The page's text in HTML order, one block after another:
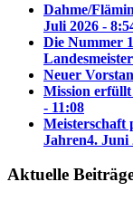
Dahme/
Juli 2026 -
Die Nummer
Landesmeister
Neuer
Mission
- 11:08
Meisterschaft
Jahren4. Juni
Aktuelle